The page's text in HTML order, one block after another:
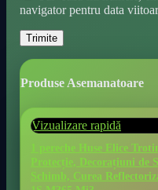
navigator pentru data
Produse Asemanatoare
Vizualizare rapidă
1 pereche Huse Elice
Protecție, Decorațiuni de
Schimb, Curea